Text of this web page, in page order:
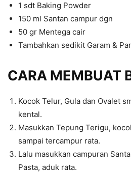
1 sdt Baking Powder
150 ml Santan campur dgn
50 gr Mentega cair
Tambahkan sedikit Garam &
CARA MEMBUAT
Kocok Telur, Gula dan Ovalet
kental.
Masukkan Tepung Terigu,
sampai tercampur rata.
Lalu masukkan campuran
Pasta, aduk rata.